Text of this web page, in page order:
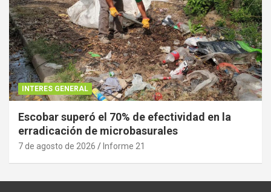
INTERES GENERAL
Escobar superó el 70% de efectividad en la
erradicación de microbasurales
7 de agosto de 2026 Informe 21